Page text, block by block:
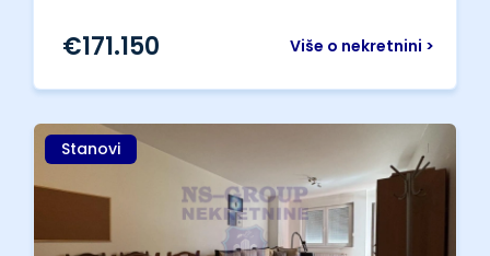
Više o nekretnini >
€171.150
Stanovi